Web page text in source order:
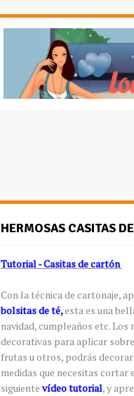
HERMOSAS CASITAS
Tutorial - Casitas de cartón
Con la técnica de cartonaje,
bolsitas de té,esta es una
navidad, cumpleaños etc. Los
decorativas para aplicar
frutas u otros, podrás
medidas que necesitas
siguiente vídeo tutorial, y